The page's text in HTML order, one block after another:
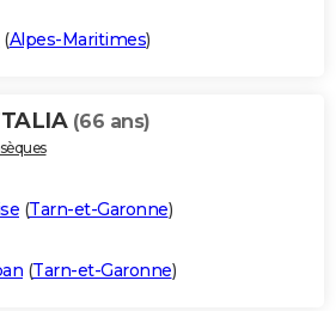
(Alpes-Maritimes)
(66 ans)
(Tarn-et-Garonne)
(Tarn-et-Garonne)